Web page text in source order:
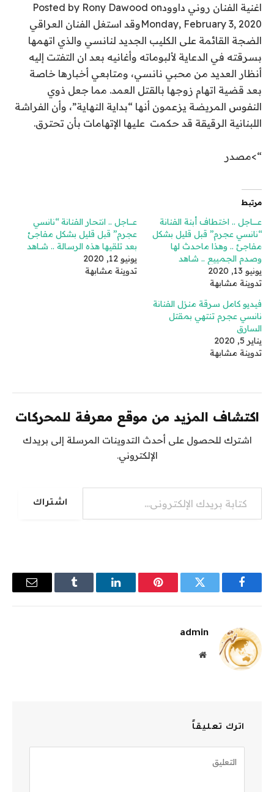
اغنية الفنان روني داوودPosted by Rony Dawood on
Monday, February 3, 2020وقد استغل الفنان العراقي
الضجة القائمة على الكليب الجديد لنانسي والذي اتهمها
بسرقته في الدعاية لألبوماته وأغانيه بعد ان التفتت إليه
أنظار العديد من محبي نانسي، ومتابعي أخبارها خاصة
بعد قضية اتهام زوجها بالقتل العمد. مما جعل ذوي
النفوس المريضة يزعمون أنها “بداية النهاية”، وأن الفراشة
اللبنانية الرقيقة قد حكمت عليها الإتهامات بأن تحترق.
“>مصدر
مرتبط
عــــــــاجل .. اختطاف أبنة الفنانة
‘‘نانسي عجرم’’ قبل قليل بشكل
مفاجئ .. وهذا ماحدث لها
وصدم الجمييع .. شاهد
يونيو 13, 2020
تدوينة مشابهة
عــــــاجل .. انتحار الفنانة ‘‘نانسي
عجرم’’ قبل قليل بشكل مفاجئ
بعد تلقيها هذه الرسالة .. شــاهد
يونيو 12, 2020
تدوينة مشابهة
فيديو كامل سرقة منزل الفنانة
نانسي عجرم تنتهي بمقتل
السارق
يناير 5, 2020
تدوينة مشابهة
اكتشاف المزيد من موقع معرفة للمحركات
اشترك للحصول على أحدث التدوينات المرسلة إلى بريدك
الإلكتروني.
كتابة بريدك الإلكتروني...
اشتراك
فيسبوك تويتر بينتيريستلينكدإن Tumblr
البريد
admin
موقع
اترك تعليقاً